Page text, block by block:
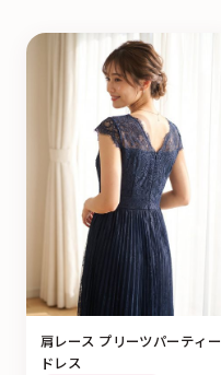
肩レース プリーツパーティー
ドレス